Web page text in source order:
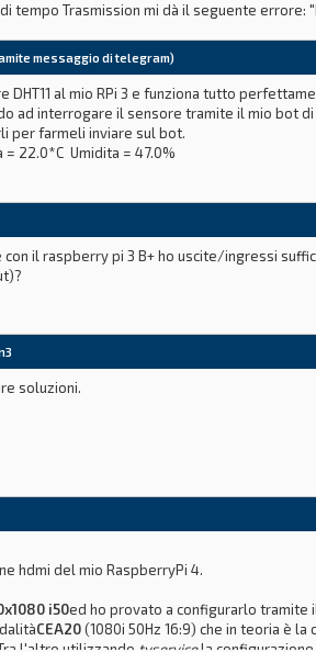
tempo Trasmission mi dà il seguente
della docking station con il Raspberry
messaggio di telegram)
DHT11 al mio RPi 3 e funziona tutto
ad interrogare il sensore tramite il mio bot
per farmeli inviare sul bot.
22.0*C Umidita = 47.0%
il raspberry pi 3 B+ ho uscite/ingressi
soluzioni.
+ s[1][4:6]
hdmi del mio RaspberryPi 4.
i50ed ho provato a configurarlo tramite
CEA20(1080i 50Hz 16:9) che in teoria è